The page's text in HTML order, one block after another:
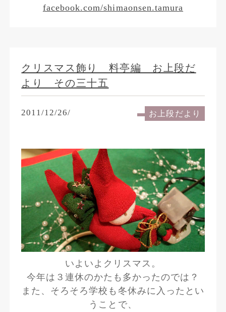
facebook.com/shimaonsen.tamura
クリスマス飾り 料亭編 お上段だ
より その三十五
2011/12/26/ お上段だより
いよいよクリスマス。
今年は３連休のかたも多かったのでは？
また、そろそろ学校も冬休みに入ったとい
うことで、